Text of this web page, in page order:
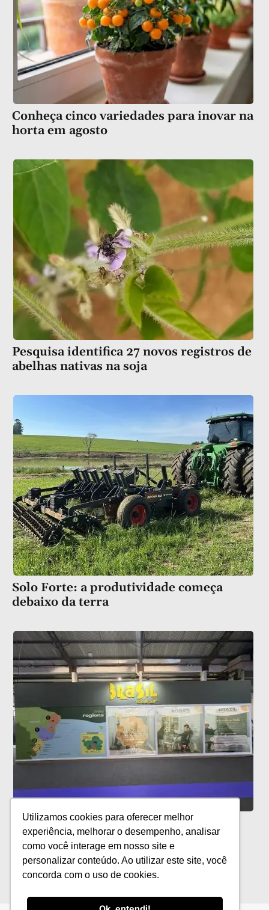
Utilizamos cookies para oferecer melhor
experiência, melhorar o desempenho, analisar
como você interage em nosso site e
personalizar conteúdo. Ao utilizar este site, você
concorda com o uso de cookies.
Conheça cinco variedades para inovar na
horta em agosto
Pesquisa identifica 27 novos registros de
abelhas nativas na soja
Solo Forte: a produtividade começa
debaixo da terra
Exportações de vinhos brasileiros
crescem 23,73% no primeiro semestre